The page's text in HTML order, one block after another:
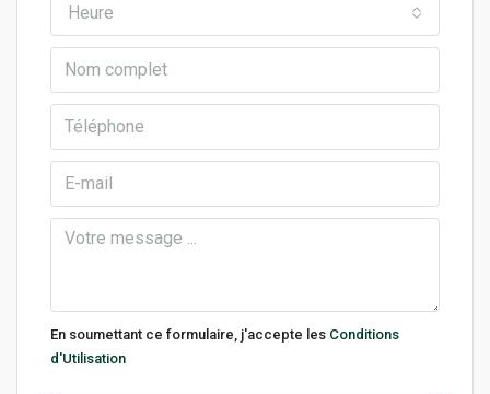
Heure
En soumettant ce formulaire, j'accepte les Conditions
d'Utilisation